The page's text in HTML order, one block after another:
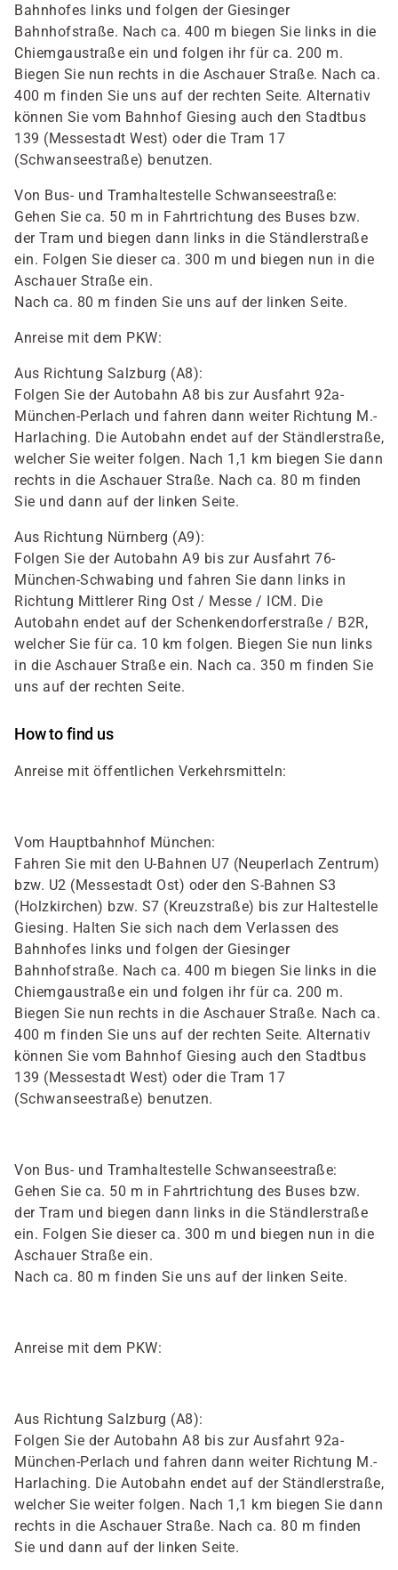
Bahnhofes links und folgen der Giesinger
Bahnhofstraße. Nach ca. 400 m biegen Sie links in die
Chiemgaustraße ein und folgen ihr für ca. 200 m.
Biegen Sie nun rechts in die Aschauer Straße. Nach ca.
400 m finden Sie uns auf der rechten Seite. Alternativ
können Sie vom Bahnhof Giesing auch den Stadtbus
139 (Messestadt West) oder die Tram 17
(Schwanseestraße) benutzen.
Von Bus- und Tramhaltestelle Schwanseestraße:
Gehen Sie ca. 50 m in Fahrtrichtung des Buses bzw.
der Tram und biegen dann links in die Ständlerstraße
ein. Folgen Sie dieser ca. 300 m und biegen nun in die
Aschauer Straße ein.
Nach ca. 80 m finden Sie uns auf der linken Seite.
Anreise mit dem PKW:
Aus Richtung Salzburg (A8):
Folgen Sie der Autobahn A8 bis zur Ausfahrt 92a-
München-Perlach und fahren dann weiter Richtung M.-
Harlaching. Die Autobahn endet auf der Ständlerstraße,
welcher Sie weiter folgen. Nach 1,1 km biegen Sie dann
rechts in die Aschauer Straße. Nach ca. 80 m finden
Sie und dann auf der linken Seite.
Aus Richtung Nürnberg (A9):
Folgen Sie der Autobahn A9 bis zur Ausfahrt 76-
München-Schwabing und fahren Sie dann links in
Richtung Mittlerer Ring Ost / Messe / ICM. Die
Autobahn endet auf der Schenkendorferstraße / B2R,
welcher Sie für ca. 10 km folgen. Biegen Sie nun links
in die Aschauer Straße ein. Nach ca. 350 m finden Sie
uns auf der rechten Seite.
How to find us
Anreise mit öffentlichen Verkehrsmitteln:
Vom Hauptbahnhof München:
Fahren Sie mit den U-Bahnen U7 (Neuperlach Zentrum)
bzw. U2 (Messestadt Ost) oder den S-Bahnen S3
(Holzkirchen) bzw. S7 (Kreuzstraße) bis zur Haltestelle
Giesing. Halten Sie sich nach dem Verlassen des
Bahnhofes links und folgen der Giesinger
Bahnhofstraße. Nach ca. 400 m biegen Sie links in die
Chiemgaustraße ein und folgen ihr für ca. 200 m.
Biegen Sie nun rechts in die Aschauer Straße. Nach ca.
400 m finden Sie uns auf der rechten Seite. Alternativ
können Sie vom Bahnhof Giesing auch den Stadtbus
139 (Messestadt West) oder die Tram 17
(Schwanseestraße) benutzen.
Von Bus- und Tramhaltestelle Schwanseestraße:
Gehen Sie ca. 50 m in Fahrtrichtung des Buses bzw.
der Tram und biegen dann links in die Ständlerstraße
ein. Folgen Sie dieser ca. 300 m und biegen nun in die
Aschauer Straße ein.
Nach ca. 80 m finden Sie uns auf der linken Seite.
Anreise mit dem PKW:
Aus Richtung Salzburg (A8):
Folgen Sie der Autobahn A8 bis zur Ausfahrt 92a-
München-Perlach und fahren dann weiter Richtung M.-
Harlaching. Die Autobahn endet auf der Ständlerstraße,
welcher Sie weiter folgen. Nach 1,1 km biegen Sie dann
rechts in die Aschauer Straße. Nach ca. 80 m finden
Sie und dann auf der linken Seite.